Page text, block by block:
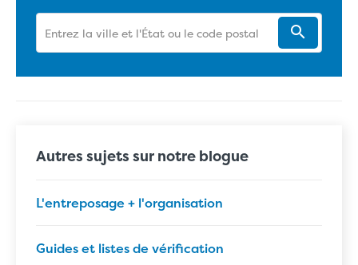
Autres sujets sur notre blogue
L'entreposage + l'organisation
Guides et listes de vérification